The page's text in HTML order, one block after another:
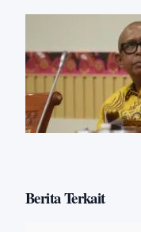
Berita Terkait